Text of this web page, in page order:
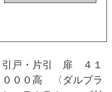
戸・片引 扉 ４１
００高 〈ダルブラ